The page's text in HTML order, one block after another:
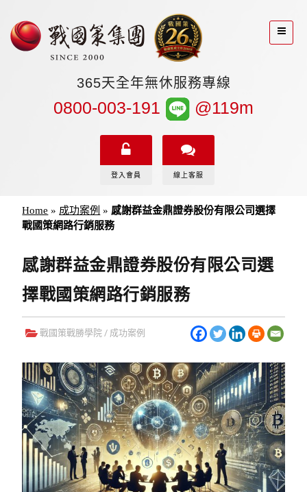
365天全年無休服務專線
0800-003-191 @119m
登入會員 線上客服
Home » 成功案例 »感謝群益金鼎證券股份有限公司選擇
戰國策網路行銷服務
感謝群益金鼎證券股份有限公司選
擇戰國策網路行銷服務
戰國策戰勝學院 / 成功案例